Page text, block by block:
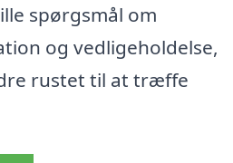
spørgsmål om
og vedligeholdelse,
rustet til at træffe